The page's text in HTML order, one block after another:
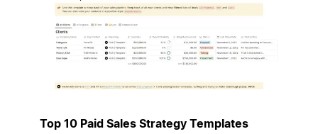
Top 10 Paid Sales Strategy Templates